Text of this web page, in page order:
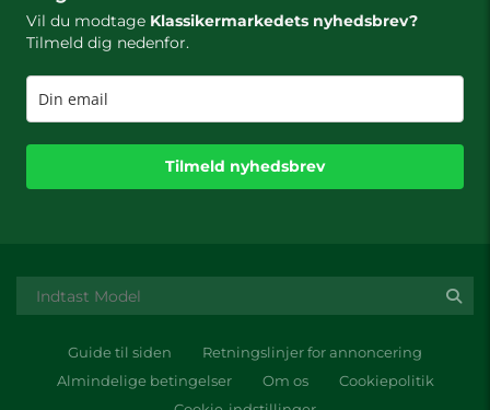
Vil du modtage Klassikermarkedets nyhedsbrev?
Tilmeld dig nedenfor.
Tilmeld nyhedsbrev
Guide til siden
Retningslinjer for annoncering
Almindelige betingelser
Om os
Cookiepolitik